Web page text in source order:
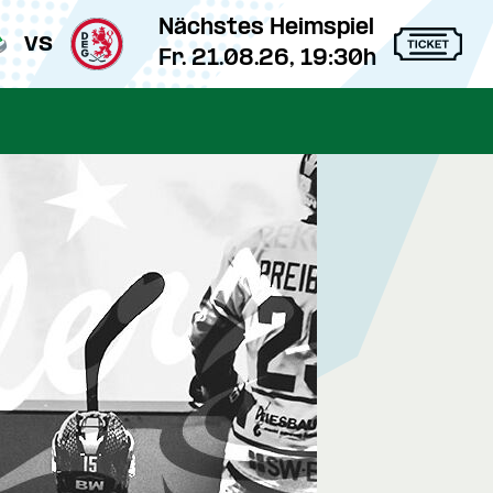
vs
Nächstes Heimspiel
Fr. 21.08.26, 19:30h